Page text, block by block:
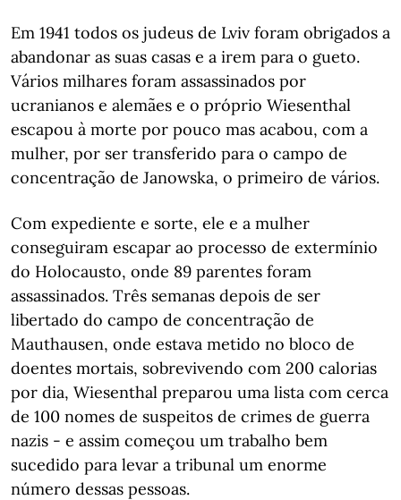
Em 1941 todos os judeus de Lviv foram obrigados a
abandonar as suas casas e a irem para o gueto.
Vários milhares foram assassinados por
ucranianos e alemães e o próprio Wiesenthal
escapou à morte por pouco mas acabou, com a
mulher, por ser transferido para o campo de
concentração de Janowska, o primeiro de vários.
Com expediente e sorte, ele e a mulher
conseguiram escapar ao processo de extermínio
do Holocausto, onde 89 parentes foram
assassinados. Três semanas depois de ser
libertado do campo de concentração de
Mauthausen, onde estava metido no bloco de
doentes mortais, sobrevivendo com 200 calorias
por dia, Wiesenthal preparou uma lista com cerca
de 100 nomes de suspeitos de crimes de guerra
nazis - e assim começou um trabalho bem
sucedido para levar a tribunal um enorme
número dessas pessoas.